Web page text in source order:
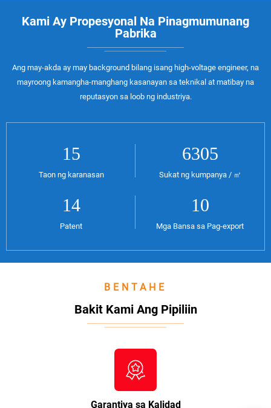
Kami Ay Propesyonal Na Pinagmumunang
Pabrika
Ang may-akda ay may background bilang isang high-voltage engineer, na
mayroong kamangha-manghang kasanayan sa teknikal at matibay na
reputasyon sa loob ng industriya.
19
Taon ng karanasan
8125
Sukat ng kumpanya / ㎡
17
Patent
12
Mga Bansa sa Pag-export
BENTAHE
Bakit Kami Ang Pipiliin
Garantiya sa Kalidad